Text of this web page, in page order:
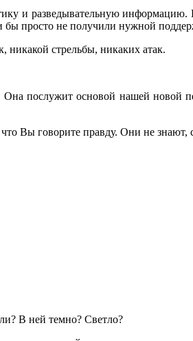
и разведывательную информацию.
бы просто не получили нужной
никакой стрельбы, никаких атак.
Она послужит основой нашей новой
Вы говорите правду. Они не знают,
В ней темно? Светло?